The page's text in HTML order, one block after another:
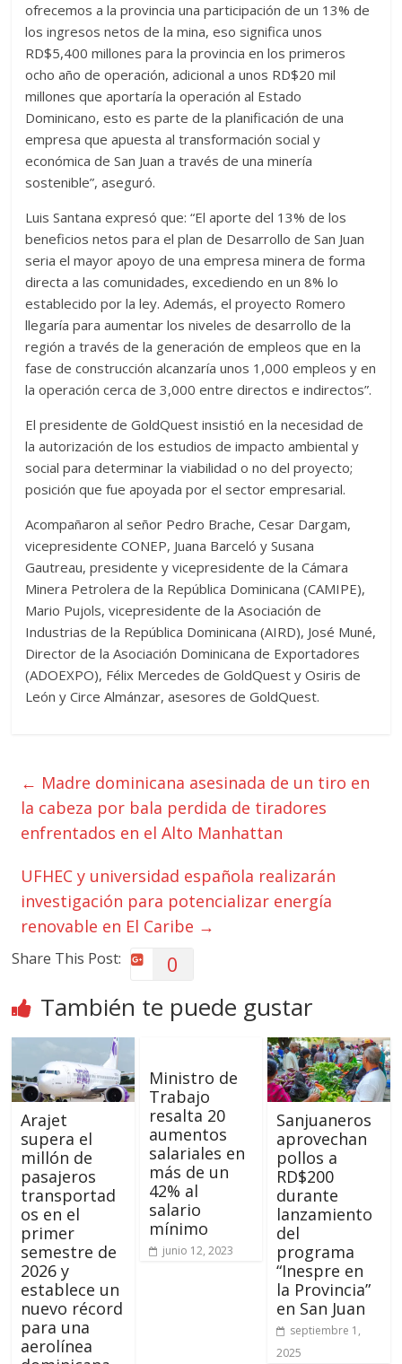
ofrecemos a la provincia una participación de un 13% de
los ingresos netos de la mina, eso significa unos
RD$5,400 millones para la provincia en los primeros
ocho año de operación, adicional a unos RD$20 mil
millones que aportaría la operación al Estado
Dominicano, esto es parte de la planificación de una
empresa que apuesta al transformación social y
económica de San Juan a través de una minería
sostenible”, aseguró.
Luis Santana expresó que: “El aporte del 13% de los
beneficios netos para el plan de Desarrollo de San Juan
seria el mayor apoyo de una empresa minera de forma
directa a las comunidades, excediendo en un 8% lo
establecido por la ley. Además, el proyecto Romero
llegaría para aumentar los niveles de desarrollo de la
región a través de la generación de empleos que en la
fase de construcción alcanzaría unos 1,000 empleos y en
la operación cerca de 3,000 entre directos e indirectos”.
El presidente de GoldQuest insistió en la necesidad de
la autorización de los estudios de impacto ambiental y
social para determinar la viabilidad o no del proyecto;
posición que fue apoyada por el sector empresarial.
Acompañaron al señor Pedro Brache, Cesar Dargam,
vicepresidente CONEP, Juana Barceló y Susana
Gautreau, presidente y vicepresidente de la Cámara
Minera Petrolera de la República Dominicana (CAMIPE),
Mario Pujols, vicepresidente de la Asociación de
Industrias de la República Dominicana (AIRD), José Muné,
Director de la Asociación Dominicana de Exportadores
(ADOEXPO), Félix Mercedes de GoldQuest y Osiris de
León y Circe Almánzar, asesores de GoldQuest.
← Madre dominicana asesinada de un tiro en
la cabeza por bala perdida de tiradores
enfrentados en el Alto Manhattan
UFHEC y universidad española realizarán
investigación para potencializar energía
renovable en El Caribe →
Share This Post: 0
También te puede gustar
Arajet
supera el
millón de
pasajeros
transportad
os en el
primer
semestre de
2026 y
establece un
nuevo récord
para una
aerolínea
Ministro de
Trabajo
resalta 20
aumentos
salariales en
más de un
42% al
salario
mínimo
junio 12, 2023
Sanjuaneros
aprovechan
pollos a
RD$200
durante
lanzamiento
del
programa
“Inespre en
la Provincia”
en San Juan
septiembre 1,
2025